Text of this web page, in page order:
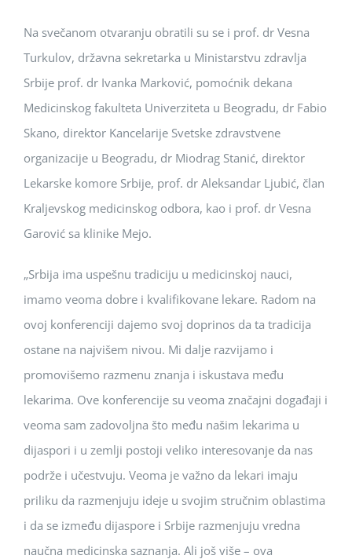
Na svečanom otvaranju obratili su se i prof. dr Vesna
Turkulov, državna sekretarka u Ministarstvu zdravlja
Srbije prof. dr Ivanka Marković, pomoćnik dekana
Medicinskog fakulteta Univerziteta u Beogradu, dr Fabio
Skano, direktor Kancelarije Svetske zdravstvene
organizacije u Beogradu, dr Miodrag Stanić, direktor
Lekarske komore Srbije, prof. dr Aleksandar Ljubić, član
Kraljevskog medicinskog odbora, kao i prof. dr Vesna
Garović sa klinike Mejo.
„Srbija ima uspešnu tradiciju u medicinskoj nauci,
imamo veoma dobre i kvalifikovane lekare. Radom na
ovoj konferenciji dajemo svoj doprinos da ta tradicija
ostane na najvišem nivou. Mi dalje razvijamo i
promovišemo razmenu znanja i iskustava među
lekarima. Ove konferencije su veoma značajni događaji i
veoma sam zadovoljna što među našim lekarima u
dijaspori i u zemlji postoji veliko interesovanje da nas
podrže i učestvuju. Veoma je važno da lekari imaju
priliku da razmenjuju ideje u svojim stručnim oblastima
i da se između dijaspore i Srbije razmenjuju vredna
naučna medicinska saznanja. Ali još više – ova